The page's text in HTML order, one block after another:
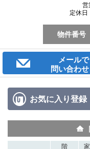
営
定休日
物件番号
メールで
問い合わ
お気に入り登録
階